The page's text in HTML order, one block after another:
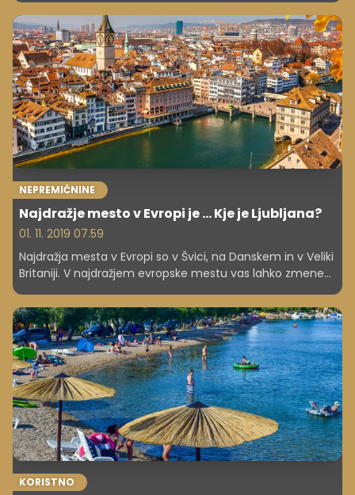
spraševati: Kam boste šli pa vi letos za novo leto?
Preverili smo, koliko vas stane tridnevni izlet v nekatere
pri Slovencih najbolj priljubljene silvestrske destinacije.
NEPREMIČNINE
Najdražje mesto v Evropi je ... Kje je Ljubljana?
01. 11. 2019 07.59
Najdražja mesta v Evropi so v Švici, na Danskem in v Veliki
Britaniji. V najdražjem evropske mestu vas lahko zmenek
ljubljanske cene primerjajo z najvišjimi na svetu!
KORISTNO